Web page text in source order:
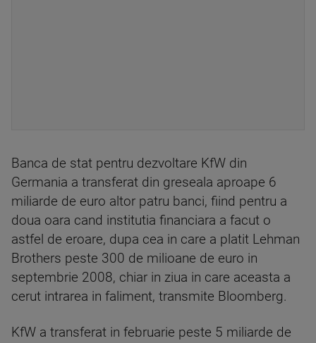
Banca de stat pentru dezvoltare KfW din
Germania a transferat din greseala aproape 6
miliarde de euro altor patru banci, fiind pentru a
doua oara cand institutia financiara a facut o
astfel de eroare, dupa cea in care a platit Lehman
Brothers peste 300 de milioane de euro in
septembrie 2008, chiar in ziua in care aceasta a
cerut intrarea in faliment, transmite Bloomberg.
KfW a transferat in februarie peste 5 miliarde de